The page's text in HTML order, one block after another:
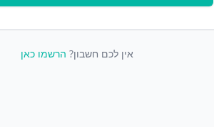
אין לכם חשבון? הרשמו כאן